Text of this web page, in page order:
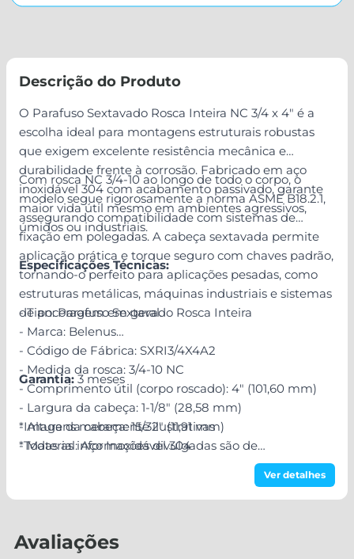
Descrição do Produto
Ver detalhes
O Parafuso Sextavado Rosca Inteira NC 3/4 x 4" é a
escolha ideal para montagens estruturais robustas
que exigem excelente resistência mecânica e
durabilidade frente à corrosão. Fabricado em aço
inoxidável 304 com acabamento passivado, garante
maior vida útil mesmo em ambientes agressivos,
úmidos ou industriais.
Com rosca NC 3/4-10 ao longo de todo o corpo, o
modelo segue rigorosamente a norma ASME B18.2.1,
assegurando compatibilidade com sistemas de
fixação em polegadas. A cabeça sextavada permite
aplicação prática e torque seguro com chaves padrão,
tornando-o perfeito para aplicações pesadas, como
estruturas metálicas, máquinas industriais e sistemas
de ancoragem em geral.
Especificações Técnicas:
- Tipo: Parafuso Sextavado Rosca Inteira
- Marca: Belenus
- Código de Fábrica: SXRI3/4X4A2
- Medida da rosca: 3/4-10 NC
- Comprimento útil (corpo roscado): 4" (101,60 mm)
- Largura da cabeça: 1-1/8" (28,58 mm)
- Altura da cabeça: 15/32" (11,91 mm)
- Material: Aço Inoxidável 304
Garantia:3 meses
*Imagens meramente ilustrativas
*Todas as informações divulgadas são de
responsabilidade do Fabricante/Fornecedor!
Avaliações